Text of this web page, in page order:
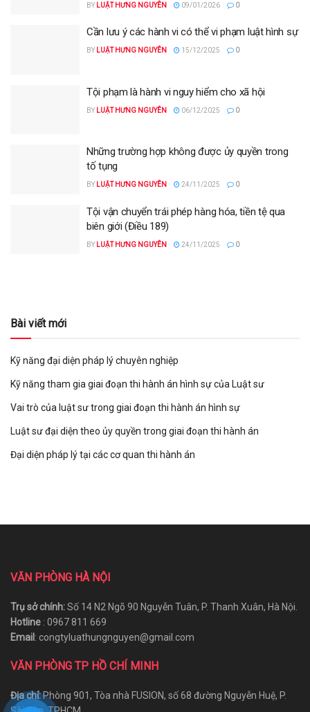
BY LUẬT HƯNG NGUYÊN 09/01/2026 0
Cần lưu ý các hành vi có thể vi phạm luật hình sự
BY LUẬT HƯNG NGUYÊN 15/12/2025 0
Tội phạm là hành vi nguy hiểm cho xã hội
BY LUẬT HƯNG NGUYÊN 06/12/2025 0
Những trường hợp không được ủy quyền trong
tố tụng
BY LUẬT HƯNG NGUYÊN 24/11/2025 0
Tội vận chuyển trái phép hàng hóa, tiền tệ qua
biên giới (Điều 189)
BY LUẬT HƯNG NGUYÊN 24/11/2025 0
Bài viết mới
Kỹ năng đại diện pháp lý chuyên nghiệp
Kỹ năng tham gia giai đoạn thi hành án hình sự của Luật sư
Vai trò của luật sư trong giai đoạn thi hành án hình sự
Luật sư đại diện theo ủy quyền trong giai đoạn thi hành án
Đại diện pháp lý tại các cơ quan thi hành án
VĂN PHÒNG HÀ NỘI
Trụ sở chính:Số 14 N2 Ngõ 90 Nguyễn Tuân, P. Thanh Xuân, Hà Nội.
Hotline : 0967 811 669
Email: congtyluathungnguyen@gmail.com
VĂN PHÒNG TP HỒ CHÍ MINH
Địa chỉ:Phòng 901, Tòa nhà FUSION, số 68 đường Nguyễn Huệ, P.